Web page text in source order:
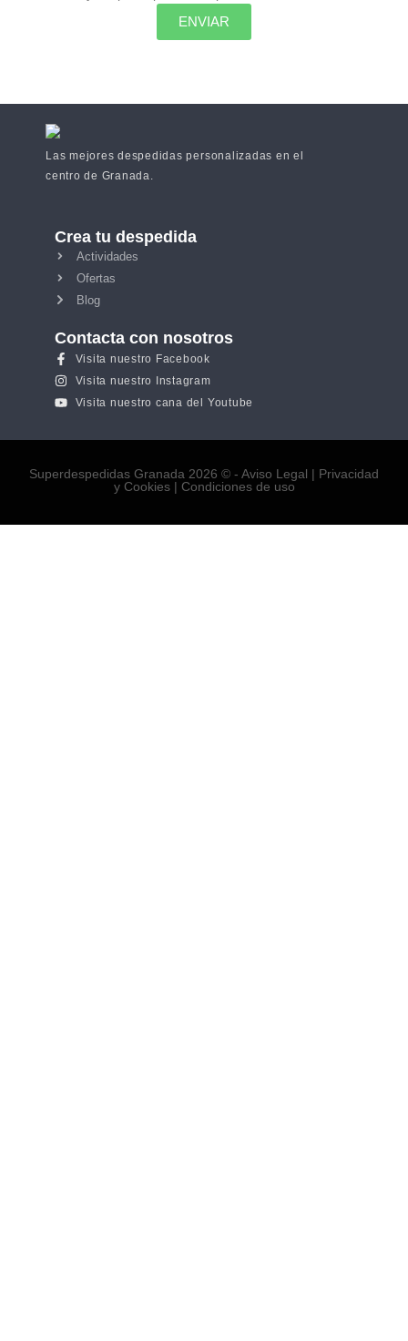
ENVIAR
Las mejores despedidas personalizadas en el
centro de Granada.
Crea tu despedida
Actividades
Ofertas
Blog
Contacta con nosotros
Visita nuestro Facebook
Visita nuestro Instagram
Visita nuestro cana del Youtube
Superdespedidas Granada 2026 © - Aviso Legal | Privacidad
y Cookies| Condiciones de uso